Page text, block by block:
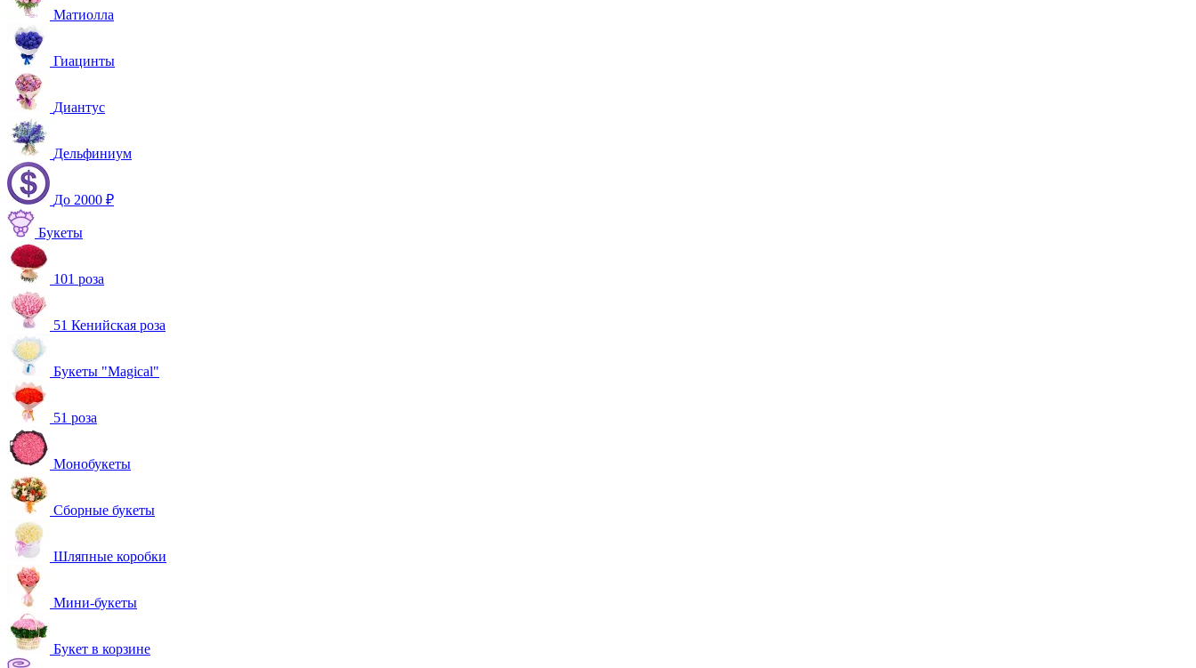
Матиолла
Гиацинты
Диантус
Дельфиниум
До 2000 ₽
Букеты
101 роза
51 Кенийская роза
Букеты "Magical"
51 роза
Монобукеты
Сборные букеты
Шляпные коробки
Мини-букеты
Букет в корзине